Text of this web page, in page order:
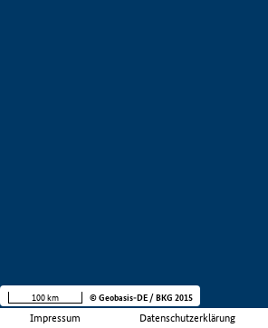
Impressum Datenschutzerklärung
100 km © Geobasis-DE / BKG 2015